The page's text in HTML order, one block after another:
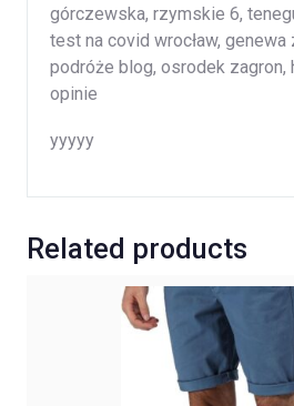
górczewska, rzymskie 6,
test na covid wrocław, genewa
podróże blog, osrodek zagron,
opinie
yyyyy
Related products